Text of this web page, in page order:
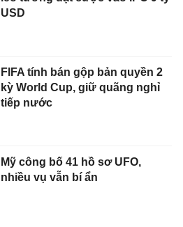
USD
FIFA tính bán gộp bản quyền 2
kỳ World Cup, giữ quãng nghỉ
tiếp nước
Mỹ công bố 41 hồ sơ UFO,
nhiều vụ vẫn bí ẩn